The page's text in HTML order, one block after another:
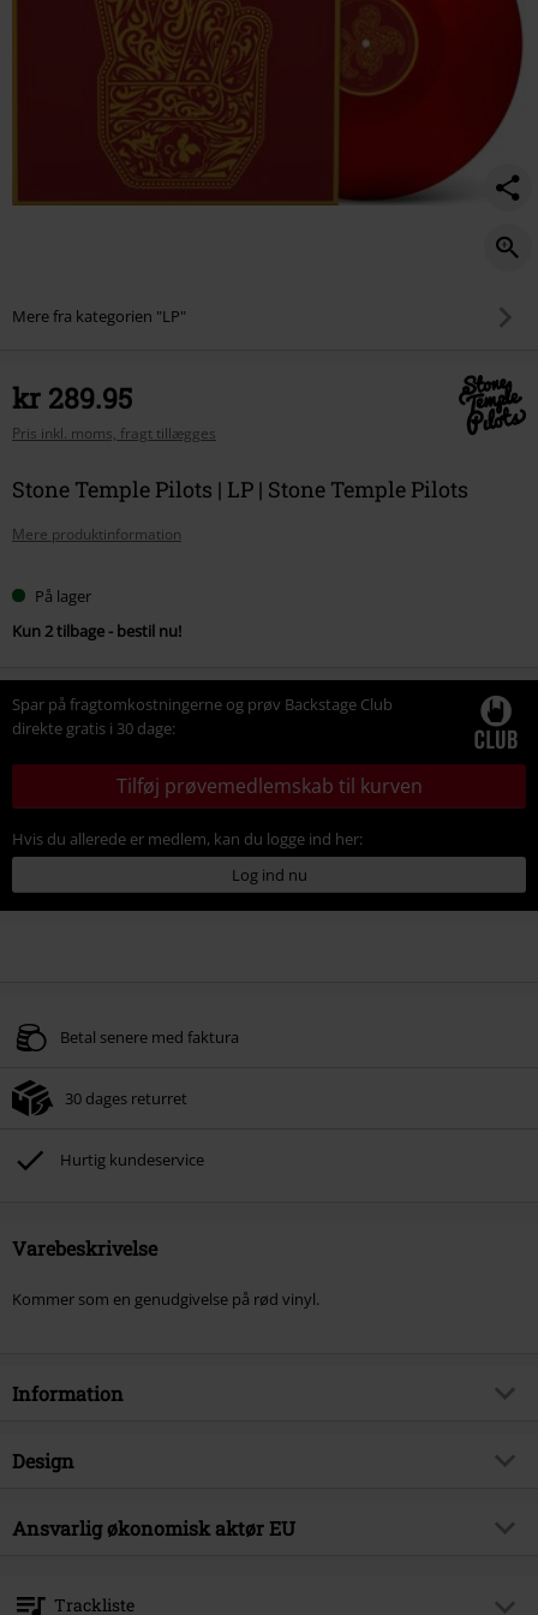
Mere fra kategorien "LP"
kr 289.95
Pris inkl. moms, fragt tillægges
Stone Temple Pilots | LP | Stone Temple Pilots
Mere produktinformation
På lager
Kun 2 tilbage - bestil nu!
Spar på fragtomkostningerne og prøv Backstage Club
direkte gratis i 30 dage:
Tilføj prøvemedlemskab til kurven
Hvis du allerede er medlem, kan du logge ind her:
Log ind nu
Betal senere med faktura
30 dages returret
Hurtig kundeservice
Varebeskrivelse
Kommer som en genudgivelse på rød vinyl.
Information
Artikelnr.
Musikgenre
Grunge
Band
Design
Produkttype
LP
Ansvarlig økonomisk aktør EU
Alter Wandrahm 14
Trackliste